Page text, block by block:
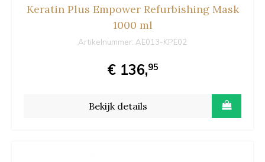
Keratin Plus Empower Refurbishing Mask
1000 ml
Artikelnummer: AE013-KPE02
€ 136,95
Bekijk details